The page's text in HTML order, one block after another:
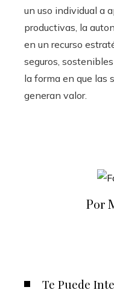
un uso individual a
productivas, la
en un recurso
seguros,
la forma en que las
generan valor.
Por
Te Puede